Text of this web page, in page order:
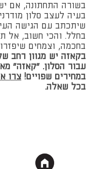
בשורה התחתונה, אם
בעיה לעצב סלון
שיתכתב עם הגישה
בחלל. והכי חשוב, אל
בחכמה, וצמחים
בקאזה יש מגוון רחב
עבור הסלון. "קאזה"
במחירים שפויים! צרו
בכל שאלה.